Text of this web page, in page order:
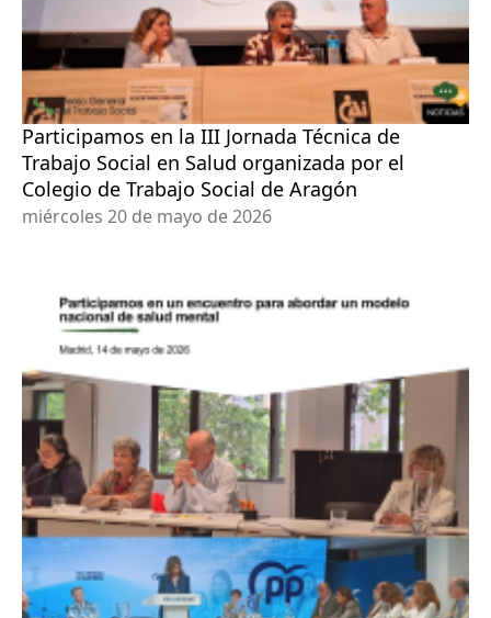
Participamos en la III Jornada Técnica de
Trabajo Social en Salud organizada por el
Colegio de Trabajo Social de Aragón
miércoles 20 de mayo de 2026